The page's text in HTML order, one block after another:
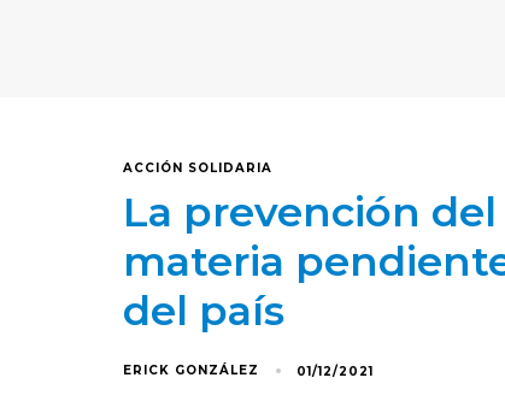
ACCIÓN SOLIDARIA
La prevención del
materia
del país
ERICK GONZÁLEZ 01/12/2021